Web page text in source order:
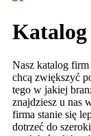
Nasz katalog
chcą zwiększyć
tego w jakiej
znajdziesz u nas
firma stanie się
dotrzeć do